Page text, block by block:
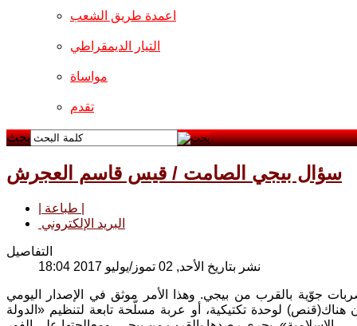
اعمدة طريق الشعب
التيار الديمقراطي
مواساة
تقدم
بحث
سؤال بيجي الصامت / قيس قاسم العجرش
البريد الإلكتروني
التفاصيل
نشر بتاريخ الأحد, 02 تموز/يوليو 2017 18:04
جوّية بالقرب من بيجي. وهذا الأمر موثق في الإصدار اليومي
هناك(قنص) لوحدة تكتيكية، أو عربة مسلّحة تابعة لتنظيم «الدولة